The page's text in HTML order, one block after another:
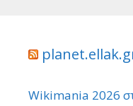
Wikimania 2026